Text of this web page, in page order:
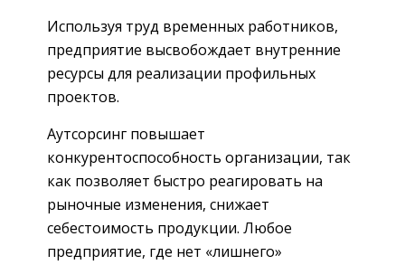
Используя труд временных работников,
предприятие высвобождает внутренние
ресурсы для реализации профильных
проектов.
Аутсорсинг повышает
конкурентоспособность организации, так
как позволяет быстро реагировать на
рыночные изменения, снижает
себестоимость продукции. Любое
предприятие, где нет «лишнего»